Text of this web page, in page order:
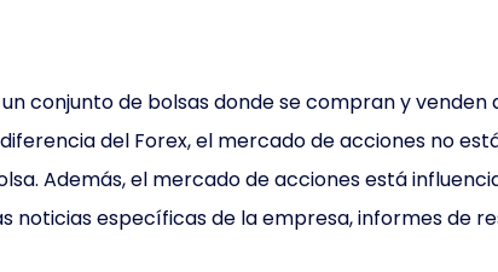
conjunto de bolsas donde se compran y
del Forex, el mercado de acciones no
Además, el mercado de acciones está
noticias específicas de la empresa, informes de